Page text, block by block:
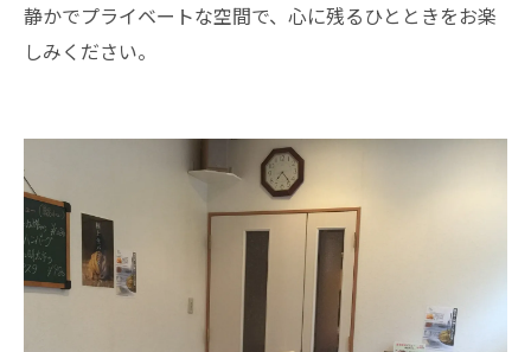
静かでプライベートな空間で、心に残るひとときをお楽
しみください。